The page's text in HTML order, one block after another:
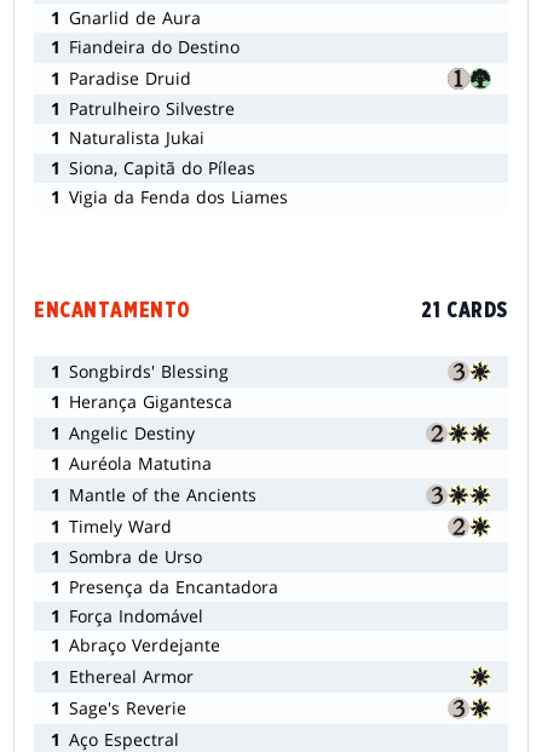
1 Gnarlid de Aura
1 Fiandeira do Destino
1 Paradise Druid
1 Patrulheiro Silvestre
1 Naturalista Jukai
1 Siona, Capitã do Píleas
1 Vigia da Fenda dos Liames
ENCANTAMENTO 21 CARDS
1 Songbirds' Blessing
1 Herança Gigantesca
1 Angelic Destiny
1 Auréola Matutina
1 Mantle of the Ancients
1 Timely Ward
1 Sombra de Urso
1 Presença da Encantadora
1 Força Indomável
1 Abraço Verdejante
1 Ethereal Armor
1 Sage's Reverie
1 Aço Espectral